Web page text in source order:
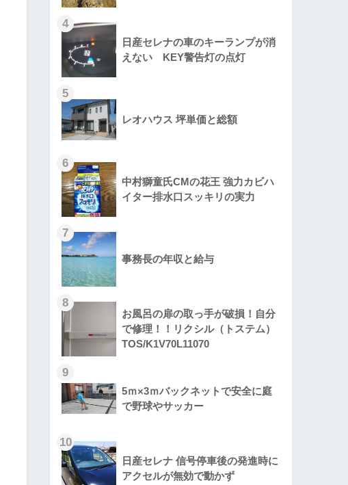
4
日産セレナの車のキーランプが消
えない KEY警告灯の点灯
5
レオハウス 坪単価と総額
6
中村獅童氏CMの花王 強力カビハ
イター排水口スッキリの実力
7
事務長の年収と給与
8
お風呂の扉の取っ手が破損！自分
で修理！！リクシル（トステム）
TOS/K1V70L11070
9
5ｍ×3ｍバックネットで安全に庭
で野球やサッカー
10
日産セレナ 信号停車後の発進時に
アクセルが無効で動かず